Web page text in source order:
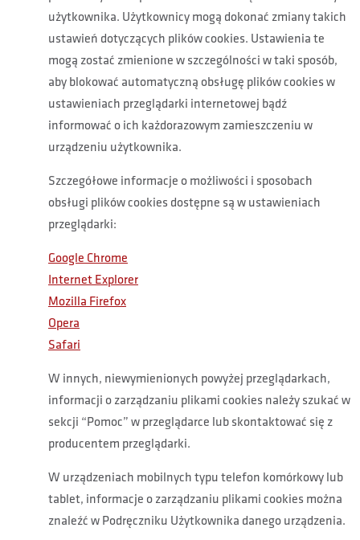
użytkownika. Użytkownicy mogą dokonać zmiany takich
ustawień dotyczących plików cookies. Ustawienia te
mogą zostać zmienione w szczególności w taki sposób,
aby blokować automatyczną obsługę plików cookies w
ustawieniach przeglądarki internetowej bądź
informować o ich każdorazowym zamieszczeniu w
urządzeniu użytkownika.
Szczegółowe informacje o możliwości i sposobach
obsługi plików cookies dostępne są w ustawieniach
przeglądarki:
Google Chrome
Internet Explorer
Mozilla Firefox
Opera
Safari
W innych, niewymienionych powyżej przeglądarkach,
informacji o zarządzaniu plikami cookies należy szukać w
sekcji “Pomoc” w przeglądarce lub skontaktować się z
producentem przeglądarki.
W urządzeniach mobilnych typu telefon komórkowy lub
tablet, informacje o zarządzaniu plikami cookies można
znaleźć w Podręczniku Użytkownika danego urządzenia.